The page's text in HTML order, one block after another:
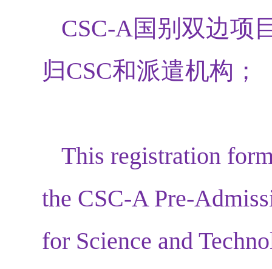
CSC-A国别双边项
归CSC和派遣机构；
This registration
the CSC-A Pre-
for Science and